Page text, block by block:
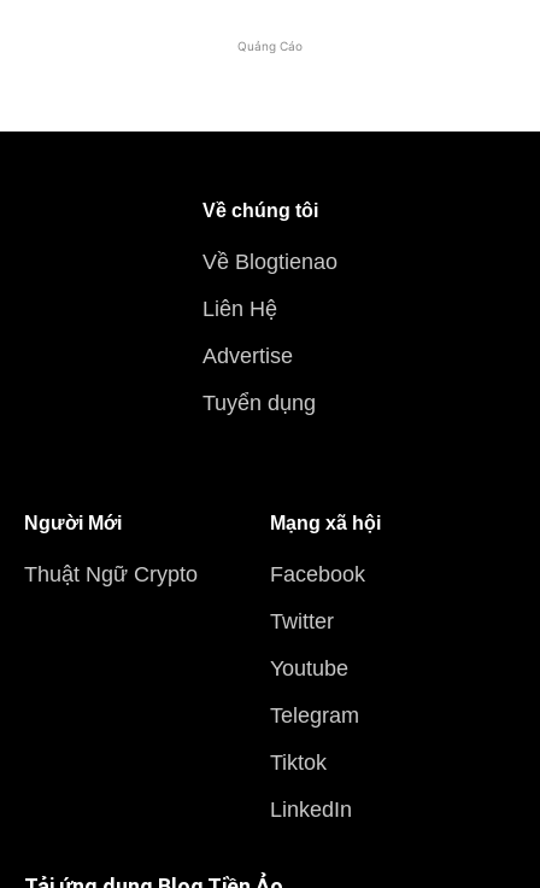
Quảng Cáo
Về chúng tôi
Về Blogtienao
Liên Hệ
Advertise
Tuyển dụng
Người Mới
Thuật Ngữ Crypto
Mạng xã hội
Facebook
Twitter
Youtube
Telegram
Tiktok
LinkedIn